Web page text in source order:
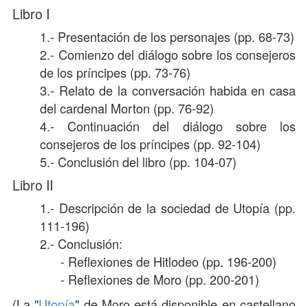
Libro I
1.- Presentación de los personajes (pp. 68-73)
2.- Comienzo del diálogo sobre los consejeros
de los príncipes (pp. 73-76)
3.- Relato de la conversación habida en casa
del cardenal Morton (pp. 76-92)
4.- Continuación del diálogo sobre los
consejeros de los príncipes (pp. 92-104)
5.- Conclusión del libro (pp. 104-07)
Libro II
1.- Descripción de la sociedad de Utopía (pp.
111-196)
2.- Conclusión:
- Reflexiones de Hitlodeo (pp. 196-200)
- Reflexiones de Moro (pp. 200-201)